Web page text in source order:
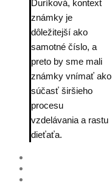
Ďuríková, kontext
známky je
dôležitejší ako
samotné číslo, a
preto by sme mali
známky vnímať ako
súčasť širšieho
procesu
vzdelávania a rastu
dieťaťa.